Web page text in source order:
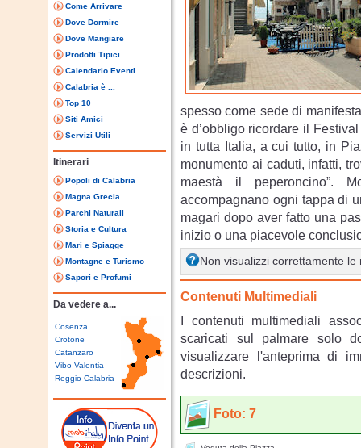
Come Arrivare
Dove Dormire
Dove Mangiare
Prodotti Tipici
Calendario Eventi
Calabria è ...
Top 10
Siti Amici
Servizi Utili
Itinerari
Popoli di Calabria
Magna Grecia
Parchi Naturali
Storia e Cultura
Mari e Spiagge
Montagne e Turismo
Sapori e Profumi
Da vedere a...
Cosenza
Crotone
Catanzaro
Vibo Valentia
Reggio Calabria
spesso come sede di
è d’obbligo ricordare il
in tutta Italia, a cui tutto, in
monumento ai caduti, infatti,
maestà il peperoncino”.
accompagnano ogni tappa di
magari dopo aver fatto una
inizio o una piacevole
Non visualizzi correttamente
Contenuti Multimediali
I contenuti multimediali
scaricati sul palmare solo
visualizzare l'anteprima di
descrizioni.
Foto: 7